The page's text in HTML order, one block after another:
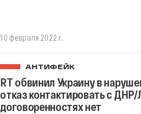
10 февраля 2022 г.
АНТИФЕЙК
RT обвинил Украину в
отказ контактировать с
договоренностях нет